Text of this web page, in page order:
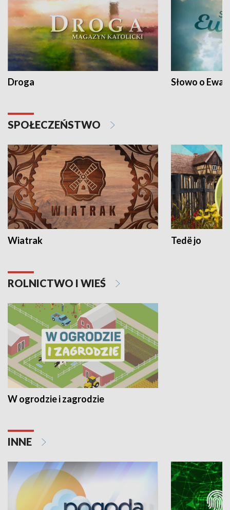
Droga Słowo o
SPOŁECZEŃSTWO
Wiatrak Tedë jo
ROLNICTWO I WIEŚ
W ogrodzie i zagrodzie
INNE